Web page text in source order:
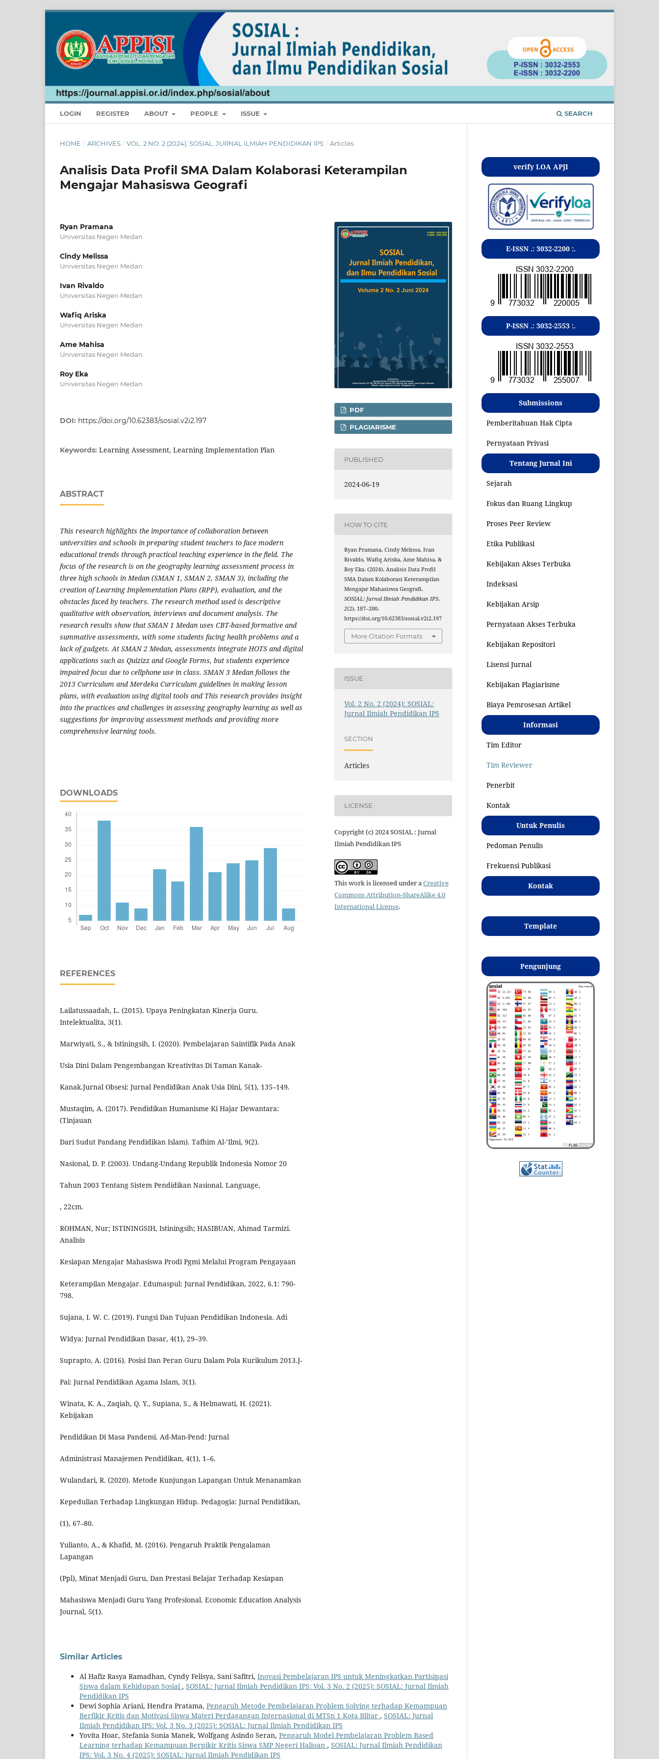
LOGIN REGISTER ABOUT PEOPLE ISSUE SEARCH
HOME / ARCHIVES / VOL. 2 NO. 2 (2024): SOSIAL: JURNAL ILMIAH PENDIDIKAN IPS / Articles
Analisis Data Profil SMA Dalam Kolaborasi Keterampilan
Mengajar Mahasiswa Geografi
Ryan Pramana
Universitas Negeri Medan
Cindy Melissa
Universitas Negeri Medan
Ivan Rivaldo
Universitas Negeri Medan
Wafiq Ariska
Universitas Negeri Medan
Ame Mahisa
Universitas Negeri Medan
Roy Eka
Universitas Negeri Medan
DOI: https://doi.org/10.62383/sosial.v2i2.197
Keywords: Learning Assessment, Learning Implementation Plan
ABSTRACT
This research highlights the importance of collaboration between
universities and schools in preparing student teachers to face modern
educational trends through practical teaching experience in the field. The
focus of the research is on the geography learning assessment process in
three high schools in Medan (SMAN 1, SMAN 2, SMAN 3), including the
creation of Learning Implementation Plans (RPP), evaluation, and the
obstacles faced by teachers. The research method used is descriptive
qualitative with observation, interviews and document analysis. The
research results show that SMAN 1 Medan uses CBT-based formative and
summative assessments, with some students facing health problems and a
lack of gadgets. At SMAN 2 Medan, assessments integrate HOTS and digital
applications such as Quizizz and Google Forms, but students experience
impaired focus due to cellphone use in class. SMAN 3 Medan follows the
2013 Curriculum and Merdeka Curriculum guidelines in making lesson
plans, with evaluation using digital tools and This research provides insight
into the practices and challenges in assessing geography learning as well as
suggestions for improving assessment methods and providing more
comprehensive learning tools.
DOWNLOADS
REFERENCES
Lailatussaadah, L. (2015). Upaya Peningkatan Kinerja Guru.
Intelektualita, 3(1).
Marwiyati, S., & Istiningsih, I. (2020). Pembelajaran Saintifik Pada Anak
Usia Dini Dalam Pengembangan Kreativitas Di Taman Kanak-
Kanak.Jurnal Obsesi: Jurnal Pendidikan Anak Usia Dini, 5(1), 135–149.
Mustaqim, A. (2017). Pendidikan Humanisme Ki Hajar Dewantara:
(Tinjauan
Dari Sudut Pandang Pendidikan Islam). Tafhim Al-’Ilmi, 9(2).
Nasional, D. P. (2003). Undang-Undang Republik Indonesia Nomor 20
Tahun 2003 Tentang Sistem Pendidikan Nasional. Language,
, 22cm.
ROHMAN, Nur; ISTININGSIH, Istiningsih; HASIBUAN, Ahmad Tarmizi.
Analisis
Kesiapan Mengajar Mahasiswa Prodi Pgmi Melalui Program Pengayaan
Keterampilan Mengajar. Edumaspul: Jurnal Pendidikan, 2022, 6.1: 790-
798.
Sujana, I. W. C. (2019). Fungsi Dan Tujuan Pendidikan Indonesia. Adi
Widya: Jurnal Pendidikan Dasar, 4(1), 29–39.
Suprapto, A. (2016). Posisi Dan Peran Guru Dalam Pola Kurikulum 2013.J-
Pai: Jurnal Pendidikan Agama Islam, 3(1).
Winata, K. A., Zaqiah, Q. Y., Supiana, S., & Helmawati, H. (2021).
Kebijakan
Pendidikan Di Masa Pandemi. Ad-Man-Pend: Jurnal
Administrasi Manajemen Pendidikan, 4(1), 1–6.
Wulandari, R. (2020). Metode Kunjungan Lapangan Untuk Menanamkan
Kepedulian Terhadap Lingkungan Hidup. Pedagogia: Jurnal Pendidikan,
(1), 67–80.
Yulianto, A., & Khafid, M. (2016). Pengaruh Praktik Pengalaman
Lapangan
(Ppl), Minat Menjadi Guru, Dan Prestasi Belajar Terhadap Kesiapan
Mahasiswa Menjadi Guru Yang Profesional. Economic Education Analysis
Journal, 5(1).
PDF
PLAGIARISME
PUBLISHED
2024-06-19
HOW TO CITE
Ryan Pramana, Cindy Melissa, Ivan
Rivaldo, Wafiq Ariska, Ame Mahisa, &
Roy Eka. (2024). Analisis Data Profil
SMA Dalam Kolaborasi Keterampilan
Mengajar Mahasiswa Geografi.
SOSIAL: Jurnal Ilmiah Pendidikan IPS,
2(2), 187–200.
https://doi.org/10.62383/sosial.v2i2.197
More Citation Formats
ISSUE
Vol. 2 No. 2 (2024): SOSIAL:
Jurnal Ilmiah Pendidikan IPS
SECTION
Articles
LICENSE
Copyright (c) 2024 SOSIAL : Jurnal
Ilmiah Pendidikan IPS
This work is licensed under aCreative
Commons Attribution-ShareAlike 4.0
International License.
Similar Articles
Al Hafiz Rasya Ramadhan, Cyndy Felisya, Sani Safitri, Inovasi Pembelajaran IPS untuk Meningkatkan Partisipasi
Siswa dalam Kehidupan Sosial , SOSIAL: Jurnal Ilmiah Pendidikan IPS: Vol. 3 No. 2 (2025): SOSIAL: Jurnal Ilmiah
Pendidikan IPS
Dewi Sophia Ariani, Hendra Pratama, Pengaruh Metode Pembelajaran Problem Solving terhadap Kemampuan
Berfikir Kritis dan Motivasi Siswa Materi Perdagangan Internasional di MTSn 1 Kota Blitar , SOSIAL: Jurnal
Ilmiah Pendidikan IPS: Vol. 3 No. 3 (2025): SOSIAL: Jurnal Ilmiah Pendidikan IPS
Yovita Hoar, Stefania Sonia Manek, Wolfgang Asindo Seran, Pengaruh Model Pembelajaran Problem Based
Learning terhadap Kemampuan Berpikir Kritis Siswa SMP Negeri Halioan , SOSIAL: Jurnal Ilmiah Pendidikan
IPS: Vol. 3 No. 4 (2025): SOSIAL: Jurnal Ilmiah Pendidikan IPS
verify LOA APJI
E-ISSN .: 3032-2200:.
P-ISSN .: 3032-2553:.
Submissions
Pemberitahuan Hak Cipta
Pernyataan Privasi
Tentang Jurnal Ini
Sejarah
Fokus dan Ruang Lingkup
Proses Peer Review
Etika Publikasi
Kebijakan Akses Terbuka
Indeksasi
Kebijakan Arsip
Pernyataan Akses Terbuka
Kebijakan Repositori
Lisensi Jurnal
Kebijakan Plagiarisme
Biaya Pemrosesan Artikel
Informasi
Tim Editor
Tim Reviewer
Penerbit
Kontak
Untuk Penulis
Pedoman Penulis
Frekuensi Publikasi
Kontak
Template
Pengunjung